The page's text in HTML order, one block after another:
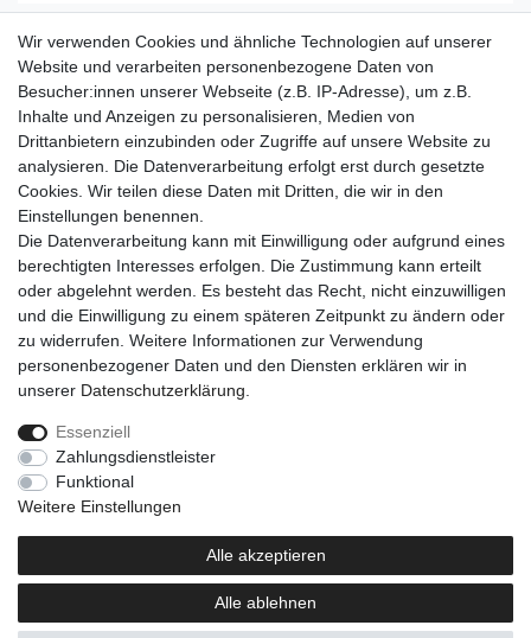
• 30x Stapelboxenmit Etikettenfach (12 x schwarz / 18 x rot)
• 2x Wandplatten
• 1x Betriebsanleitung
Einkaufen
Zahlungsarten
Versandarten & -kosten
Warenkorb
Mein Konto
Anmelden
Registrieren
Unternehmen
Kontakt
Impressum
Wir verwenden Cookies und ähnliche Technologien auf unserer
Website und verarbeiten personenbezogene Daten von
Besucher:innen unserer Webseite (z.B. IP-Adresse), um z.B.
Inhalte und Anzeigen zu personalisieren, Medien von
Drittanbietern einzubinden oder Zugriffe auf unsere Website zu
analysieren. Die Datenverarbeitung erfolgt erst durch gesetzte
Cookies. Wir teilen diese Daten mit Dritten, die wir in den
Einstellungen benennen.
Die Datenverarbeitung kann mit Einwilligung oder aufgrund eines
berechtigten Interesses erfolgen. Die Zustimmung kann erteilt
oder abgelehnt werden. Es besteht das Recht, nicht einzuwilligen
und die Einwilligung zu einem späteren Zeitpunkt zu ändern oder
zu widerrufen. Weitere Informationen zur Verwendung
personenbezogener Daten und den Diensten erklären wir in
unserer Daten­schutz­erklärung
Essenziell
Zahlungsdienstleister
Funktional
Weitere Einstellungen
Alle akzeptieren
Alle ablehnen